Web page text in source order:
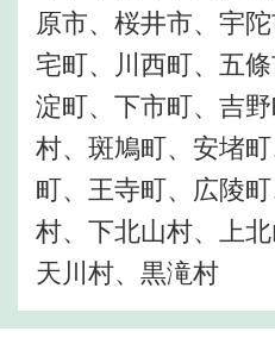
原市、桜井市、宇
宅町、川西町、五
淀町、下市町、吉
村、斑鳩町、安堵
町、王寺町、広陵
村、下北山村、上北
天川村、黒滝村